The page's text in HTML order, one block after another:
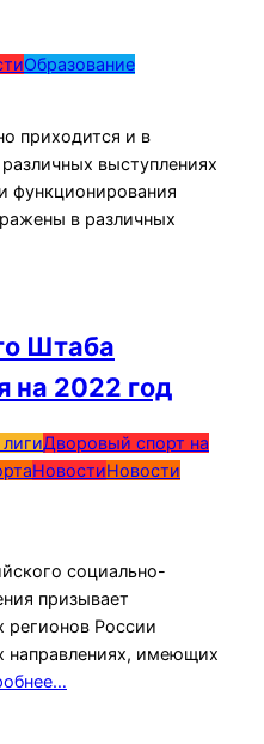
Образование
приходится и в
выступлениях
функционирования
в различных
Штаба
на 2022 год
Дворовый спорт на
НовостиНовости
социально-
призывает
России
направлениях, имеющих